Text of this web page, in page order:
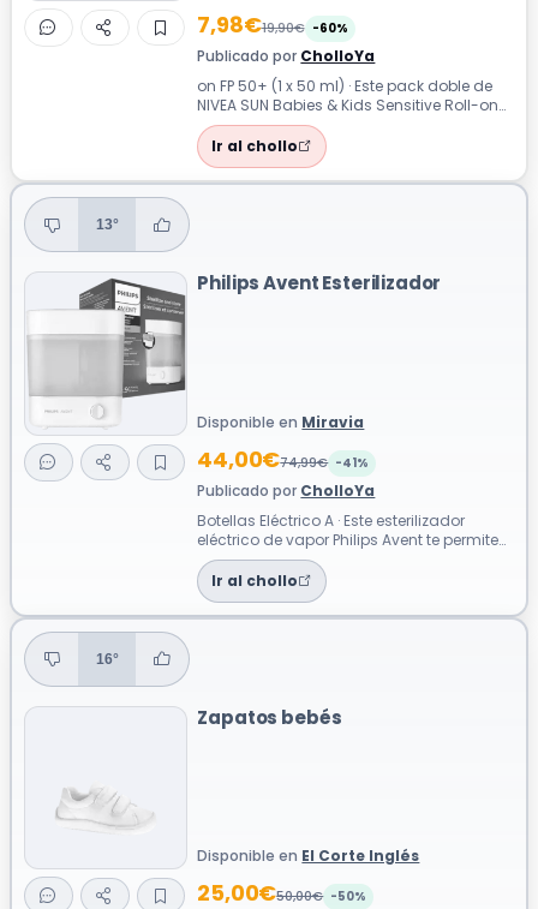
7,98€19,90€ -60%
Publicado por CholloYa
on FP 50+ (1 x 50 ml) · Este pack doble de
NIVEA SUN Babies & Kids Sensitive Roll-on
FP 50+ ofrece una protección sol...
Ir al chollo
13°
Philips Avent Esterilizador
Disponible en Miravia
44,00€74,99€ -41%
Publicado por CholloYa
Botellas Eléctrico A · Este esterilizador
eléctrico de vapor Philips Avent te permite
desinfectar hasta seis biberone...
Ir al chollo
16°
Zapatos bebés
Disponible en El Corte Inglés
25,00€50,00€ -50%